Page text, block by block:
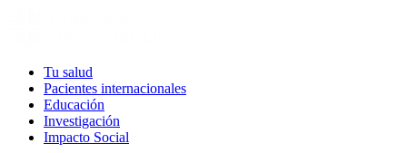
Tu salud
Pacientes internacionales
Educación
Investigación
Impacto Social